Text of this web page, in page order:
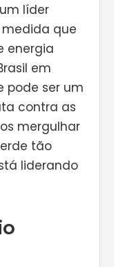
líder
que
energia
em
pode ser um
contra as
mergulhar
tão
liderando